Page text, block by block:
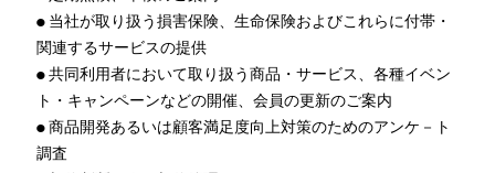
● 当社が取り扱う損害保険、生命保険およびこれらに付帯・
関連するサービスの提供
● 共同利用者において取り扱う商品・サービス、各種イベン
ト・キャンペーンなどの開催、会員の更新のご案内
● 商品開発あるいは顧客満足度向上対策のためのアンケ－ト
調査